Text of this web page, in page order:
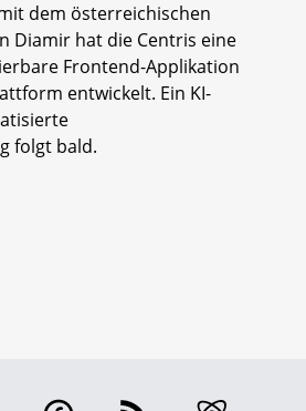
dem österreichischen
Diamir hat die Centris eine
Frontend-Applikation
entwickelt. Ein KI-
folgt bald.